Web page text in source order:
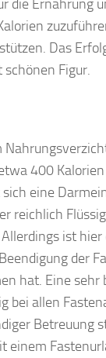
die Ernährung
Das
Figur.
400
eine
reichlich
ist
der
hat. Eine
bei allen
Betreuung
einem